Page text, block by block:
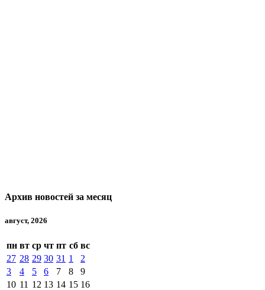
Архив новостей за месяц
август, 2026
пн вт ср чт пт сб вс
27 28 29 30 31 1
2
3
4 5 6 7 8
9
10 11 12 13 14 15 16